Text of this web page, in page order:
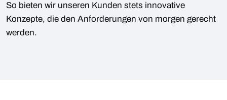
So bieten wir unseren Kunden stets innovative
Konzepte, die den Anforderungen von morgen gerecht
werden.